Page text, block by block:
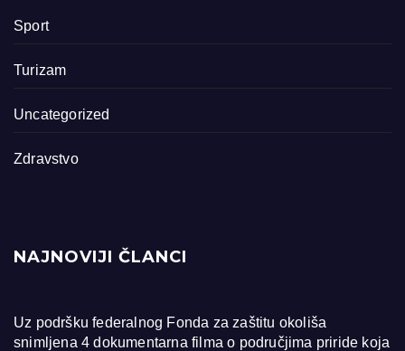
Sport
Turizam
Uncategorized
Zdravstvo
NAJNOVIJI ČLANCI
Uz podršku federalnog Fonda za zaštitu okoliša
snimljena 4 dokumentarna filma o područjima priride koja